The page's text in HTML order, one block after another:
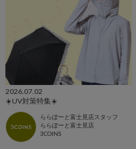
2026.07.02
☀️UV対策特集☀️
ららぽーと富士見店スタッフ
ららぽーと富士見店
3COINS